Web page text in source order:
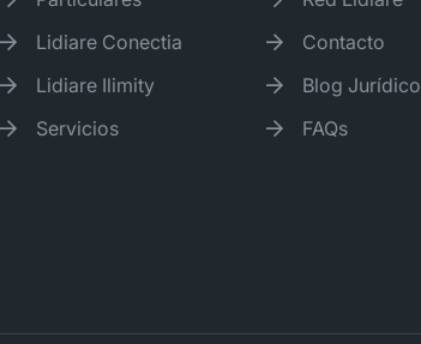
Lidiare Conectia
Lidiare Ilimity
Servicios
Contacto
Blog Jurídico
FAQs